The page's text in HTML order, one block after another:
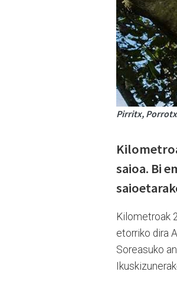
Pirritx,
saioa. Bi
Kilometroak
etorriko dira
Soreasuko